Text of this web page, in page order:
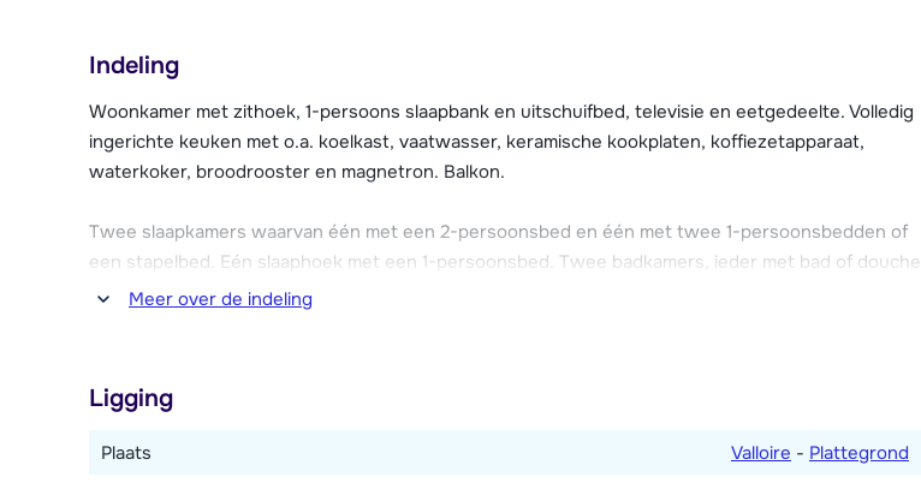
Er is Wi-Fi in het appartement en gratis parkeergelegenheid (naar beschikbaarheid).
Broodjesservice is via de receptie mogelijk.
Indeling
Woonkamer met zithoek, 1-persoons slaapbank en uitschuifbed, televisie en eetgedeelte. Volledig
ingerichte keuken met o.a. koelkast, vaatwasser, keramische kookplaten, koffiezetapparaat,
waterkoker, broodrooster en magnetron. Balkon.
Twee slaapkamers waarvan één met een 2-persoonsbed en één met twee 1-persoonsbedden of
een stapelbed. Eén slaaphoek met een 1-persoonsbed. Twee badkamers, ieder met bad of douche
en föhn. Apart toilet.
Meer over de indeling
Ligging
Plaats Valloire - Plattegrond